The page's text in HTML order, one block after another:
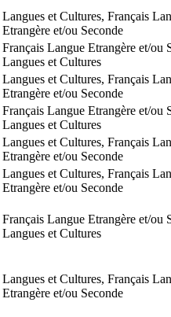
Langues et Cultures, Français
Etrangère et/ou Seconde
Français Langue Etrangère et/ou
Langues et Cultures
Langues et Cultures, Français
Etrangère et/ou Seconde
Français Langue Etrangère et/ou
Langues et Cultures
Langues et Cultures, Français
Etrangère et/ou Seconde
Langues et Cultures, Français
Etrangère et/ou Seconde
Français Langue Etrangère et/ou
Langues et Cultures
Langues et Cultures, Français
Etrangère et/ou Seconde